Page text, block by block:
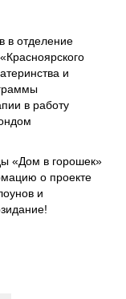
в отделение
и
в работу
«Дом в горошек»
о проекте
и